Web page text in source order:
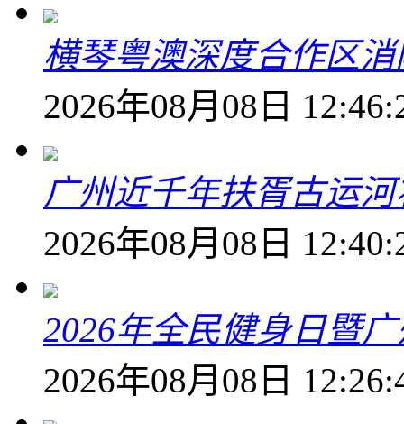
横琴粤澳深度合作区
2026年08月08日
广州近千年扶胥古运
2026年08月08日
2026年全民健身日暨
2026年08月08日